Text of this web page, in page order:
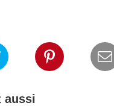
aussi